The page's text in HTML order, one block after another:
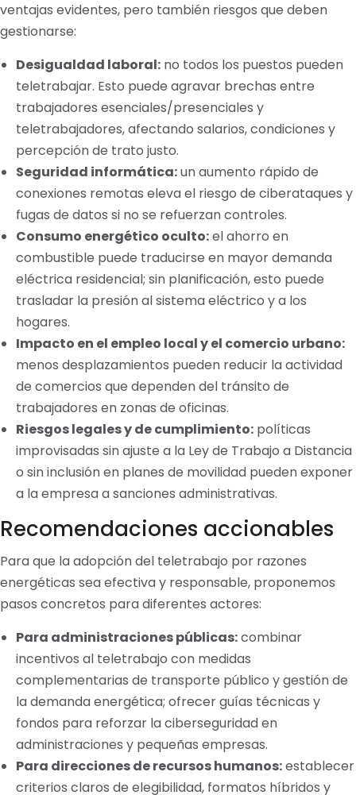
ventajas evidentes, pero también riesgos que deben
gestionarse:
Desigualdad laboral: no todos los puestos pueden
teletrabajar. Esto puede agravar brechas entre
trabajadores esenciales/presenciales y
teletrabajadores, afectando salarios, condiciones y
percepción de trato justo.
Seguridad informática:un aumento rápido de
conexiones remotas eleva el riesgo de ciberataques y
fugas de datos si no se refuerzan controles.
Consumo energético oculto:el ahorro en
combustible puede traducirse en mayor demanda
eléctrica residencial; sin planificación, esto puede
trasladar la presión al sistema eléctrico y a los
hogares.
Impacto en el empleo local y el comercio urbano:
menos desplazamientos pueden reducir la actividad
de comercios que dependen del tránsito de
trabajadores en zonas de oficinas.
Riesgos legales y de cumplimiento: políticas
improvisadas sin ajuste a la Ley de Trabajo a Distancia
o sin inclusión en planes de movilidad pueden exponer
a la empresa a sanciones administrativas.
Recomendaciones accionables
Para que la adopción del teletrabajo por razones
energéticas sea efectiva y responsable, proponemos
pasos concretos para diferentes actores:
Para administraciones públicas:combinar
incentivos al teletrabajo con medidas
complementarias de transporte público y gestión de
la demanda energética; ofrecer guías técnicas y
fondos para reforzar la ciberseguridad en
administraciones y pequeñas empresas.
Para direcciones de recursos humanos:establecer
criterios claros de elegibilidad, formatos híbridos y